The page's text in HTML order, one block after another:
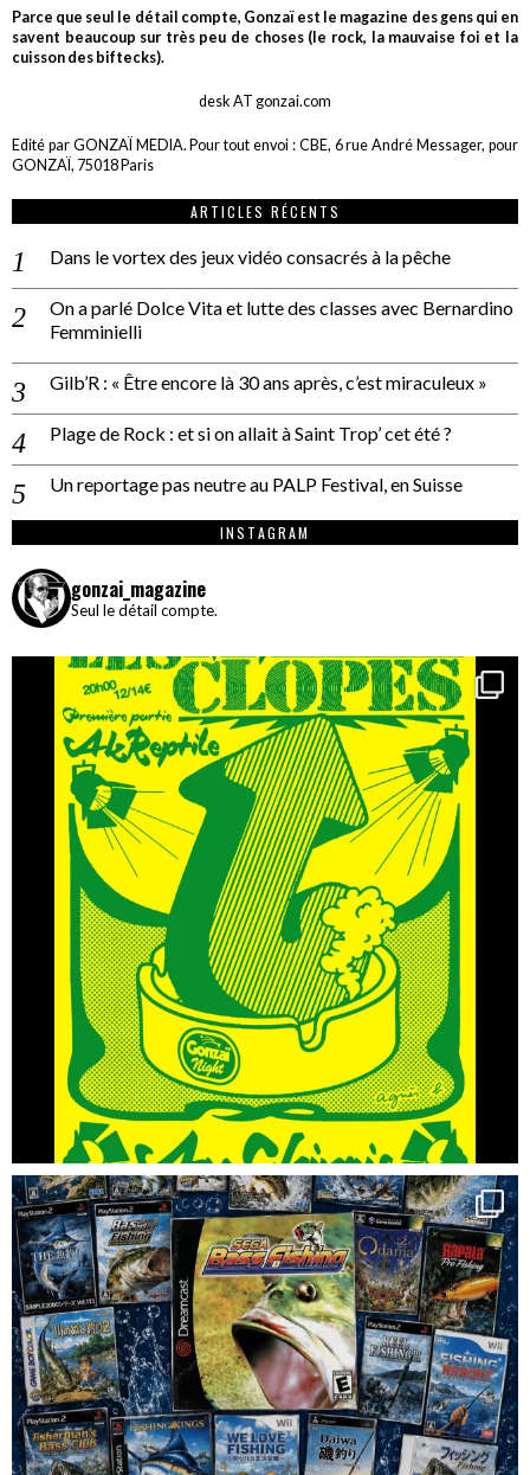
Parce que seul le détail compte, Gonzaï est le magazine des gens qui en
savent beaucoup sur très peu de choses (le rock, la mauvaise foi et la
cuisson des biftecks).
desk AT gonzai.com
Edité par GONZAÏ MEDIA. Pour tout envoi : CBE, 6 rue André Messager, pour
GONZAÏ, 75018 Paris
ARTICLES RÉCENTS
Dans le vortex des jeux vidéo consacrés à la pêche
On a parlé Dolce Vita et lutte des classes avec Bernardino
Femminielli
Gilb’R : « Être encore là 30 ans après, c’est miraculeux »
Plage de Rock : et si on allait à Saint Trop’ cet été ?
Un reportage pas neutre au PALP Festival, en Suisse
INSTAGRAM
gonzai_magazine
Seul le détail compte.